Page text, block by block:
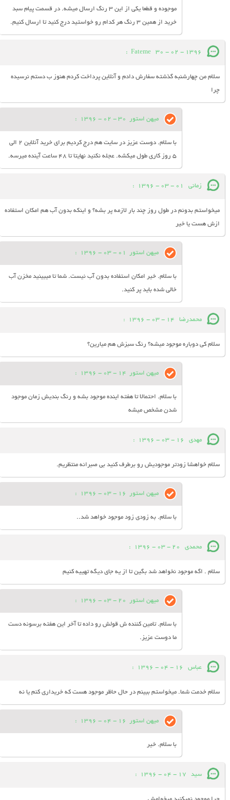
موجوده و قطعا یکی از این 3 رنگ ارسال میشه. در قسمت پیام سبد
خرید از همین 3 رنگ هر کدام رو خواستید درج کنید تا ارسال کنیم.
Fateme 30 - 02 - 1396
:
سلام من چهارشنبه گذشته سفارش دادم و آنلاین پرداخت کردم هنوز ب دستم نرسیده
چرا
میهن استور 30 - 02 - 1396
:
با سلام. دوست عزیز در سایت هم درج کردیم برای خرید آنلاین 2 الی
5 روز کاری طول میکشه. عجله نکنید نهایتا تا 48 ساعت آینده میرسه.
زمانی 01 - 03 - 1396
:
میخواستم بدونم در طول روز چند بار لازمه پر بشه؟ و اینکه بدون آب هم امکان استفاده
ازش هست یا خیر
میهن استور 01 - 03 - 1396
:
با سلام. خیر امکان استفاده بدون آب نیست. شما تا میبینید مخزن آب
خالی شده باید پر کنید.
محمدرضا 14 - 03 - 1396
:
سلام کی دوباره موجود میشه؟ رنگ سبزش هم میارین؟
میهن استور 14 - 03 - 1396
:
با سلام. احتمالا تا هفته اینده موجود بشه و رنگ بندیش زمان موجود
شدن مشخص میشه
مهدی 16 - 03 - 1396
:
سلام خواهشا زودتر موجودیش رو برطرف کنید بی صبرانه منتظریم.
میهن استور 16 - 03 - 1396
:
با سلام. به زودی زود موجود خواهد شد..
محمدی 20 - 03 - 1396
:
سلام . اگه موجود نخواهد شد بگین تا از یه جای دیگه تهییه کنیم
میهن استور 20 - 03 - 1396
:
با سلام. تامین کننده ش قولش رو داده تا آخر این هفته برسونه دست
ما دوست عزیز.
عباس 16 - 04 - 1396
:
سلام خدمت شما. میخواستم ببینم در حال حاظر موجود هست که خریداری کنم یا نه
میهن استور 16 - 04 - 1396
:
با سلام. خیر
سید 17 - 04 - 1396
: